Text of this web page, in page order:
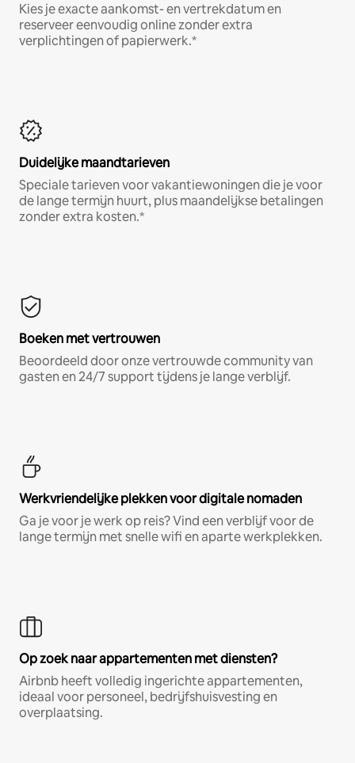
Kies je exacte aankomst- en vertrekdatum en
reserveer eenvoudig online zonder extra
verplichtingen of papierwerk.*
Duidelijke maandtarieven
Speciale tarieven voor vakantiewoningen die je voor
de lange termijn huurt, plus maandelijkse betalingen
zonder extra kosten.*
Boeken met vertrouwen
Beoordeeld door onze vertrouwde community van
gasten en 24/7 support tijdens je lange verblijf.
Werkvriendelijke plekken voor digitale nomaden
Ga je voor je werk op reis? Vind een verblijf voor de
lange termijn met snelle wifi en aparte werkplekken.
Op zoek naar appartementen met diensten?
Airbnb heeft volledig ingerichte appartementen,
ideaal voor personeel, bedrijfshuisvesting en
overplaatsing.